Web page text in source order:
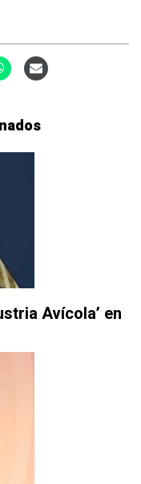
Avícola’ en